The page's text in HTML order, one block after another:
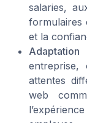
salaries,
formulaires
et la
entreprise,
attentes
web